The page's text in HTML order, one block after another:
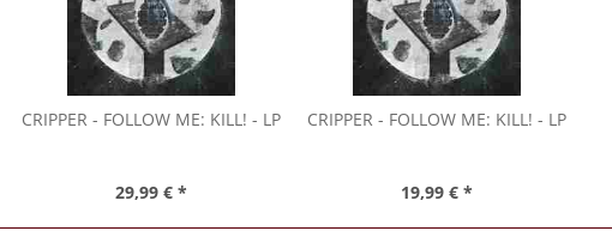
CRIPPER - FOLLOW ME: KILL! - LP
29,99 € *
CRIPPER - FOLLOW ME: KILL! - LP
19,99 € *